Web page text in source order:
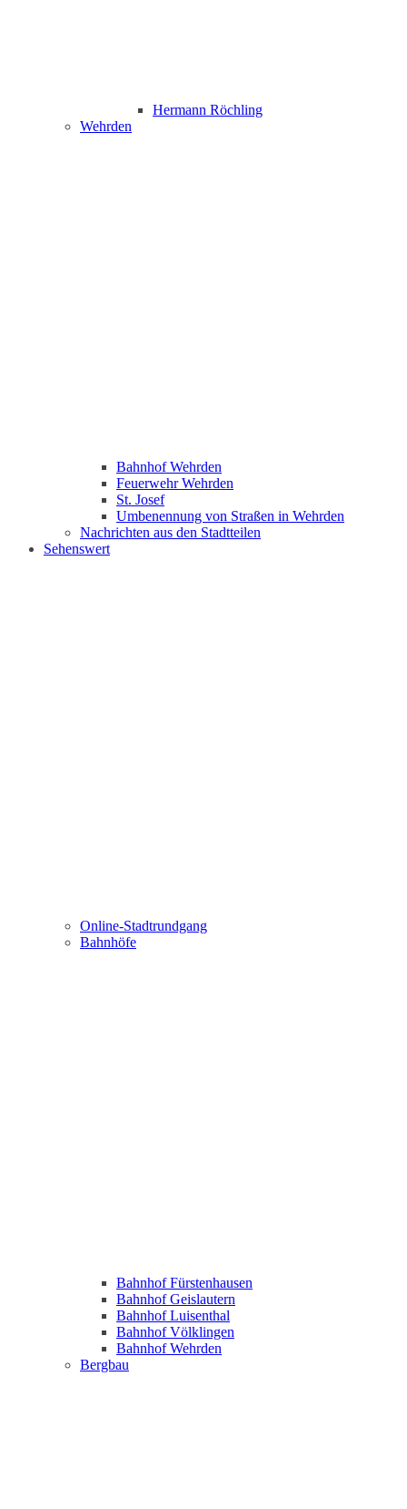
Hermann Röchling
Wehrden
Bahnhof Wehrden
Feuerwehr Wehrden
St. Josef
Umbenennung von Straßen in Wehrden
Nachrichten aus den Stadtteilen
Sehenswert
Online-Stadtrundgang
Bahnhöfe
Bahnhof Fürstenhausen
Bahnhof Geislautern
Bahnhof Luisenthal
Bahnhof Völklingen
Bahnhof Wehrden
Bergbau